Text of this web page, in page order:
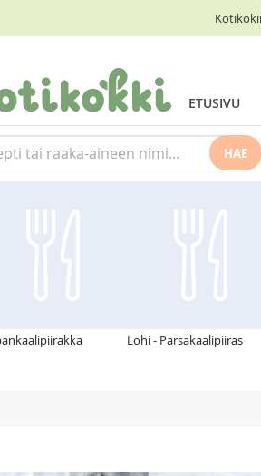
ETUSIVU
HAE
myös
Lohi - Parsakaalipiiras